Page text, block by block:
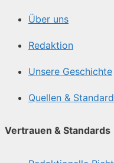
Über uns
Redaktion
Unsere Geschichte
Quellen &
Vertrauen & Standards